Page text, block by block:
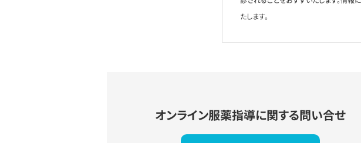
たします。
オンライン服薬指導に関する問い合せ